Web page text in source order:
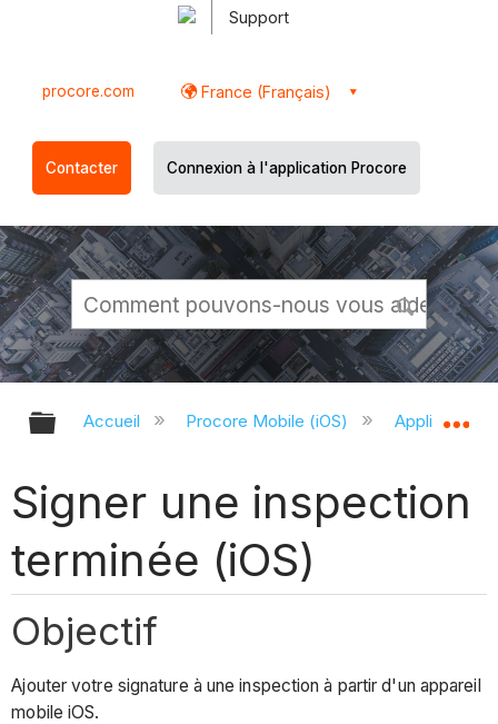
Support
procore.com France (Français)
Contacter Connexion à l'application Procore
Développer/réduire la hiérarchie
Accueil Procore Mobile (iOS) Application
Signer une inspection
terminée (iOS)
Objectif
Ajouter votre signature à une inspection à partir d'un appareil
mobile iOS.